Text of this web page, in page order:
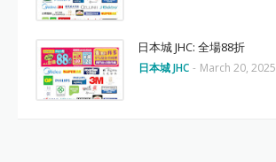
日本城 JHC: 全場88折
日本城 JHC - March 20, 2025